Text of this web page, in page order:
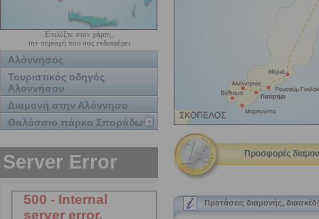
Επιλέξτε στον χάρτη,
την περιοχή που σας ενδιαφέρει
Αλόννησος
Τουριστικός οδηγός
Αλοννήσου
Διαμονή στην Αλόννησο
Θαλάσσιο πάρκο Σποράδων
Προσφορές
Προτάσεις διαμονής,